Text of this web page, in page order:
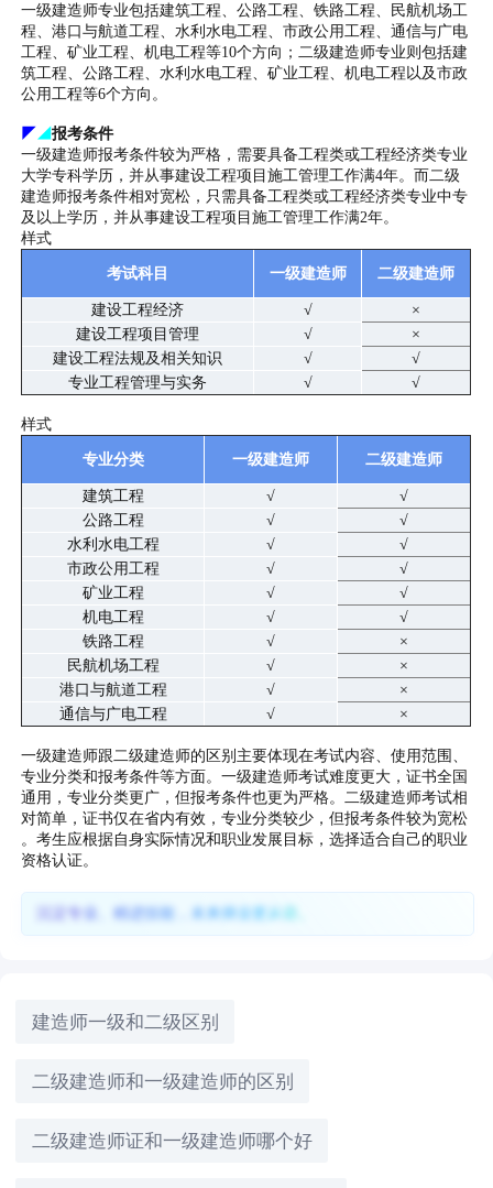
一级建造师专业包括建筑工程、公路工程、铁路工程、民航机场工
程、港口与航道工程、水利水电工程、市政公用工程、通信与广电
工程、矿业工程、机电工程等10个方向；二级建造师专业则包括建
筑工程、公路工程、水利水电工程、矿业工程、机电工程以及市政
公用工程等6个方向。
◤◢报考条件
一级建造师报考条件较为严格，需要具备工程类或工程经济类专业
大学专科学历，并从事建设工程项目施工管理工作满4年。而二级
建造师报考条件相对宽松，只需具备工程类或工程经济类专业中专
及以上学历，并从事建设工程项目施工管理工作满2年。
样式
考试科目
一级建造师 二级建造师
建设工程经济 √
×
建设工程项目管理
√
×
建设工程法规及相关知识
√
√
专业工程管理与实务
√ √
样式
专业分类
一级建造师 二级建造师
建筑工程 √
√
公路工程
√
√
水利水电工程
√
√
市政公用工程
√
√
矿业工程
√
√
机电工程
√
√
铁路工程
√
×
民航机场工程
√
×
港口与航道工程
√
×
通信与广电工程
√ ×
一级建造师跟二级建造师的区别主要体现在考试内容、使用范围、
专业分类和报考条件等方面。一级建造师考试难度更大，证书全国
通用，专业分类更广，但报考条件也更为严格。二级建造师考试相
对简单，证书仅在省内有效，专业分类较少，但报考条件较为宽松
。考生应根据自身实际情况和职业发展目标，选择适合自己的职业
资格认证。
沉淀专业、精进技能，未来择业更从容。
建造师一级和二级区别
二级建造师和一级建造师的区别
二级建造师证和一级建造师哪个好